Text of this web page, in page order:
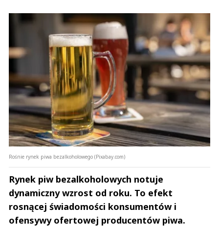
Rośnie rynek piwa bezalkoholowego (Pixabay.com)
Rynek piw bezalkoholowych notuje
dynamiczny wzrost od roku. To efekt
rosnącej świadomości konsumentów i
ofensywy ofertowej producentów piwa.